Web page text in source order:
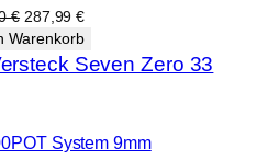
€ Ursprünglicher
Preis
war:
360,00 €
287,99€Aktueller
Preis
ist:
287,99 €.
Warenkorb
System 9mm